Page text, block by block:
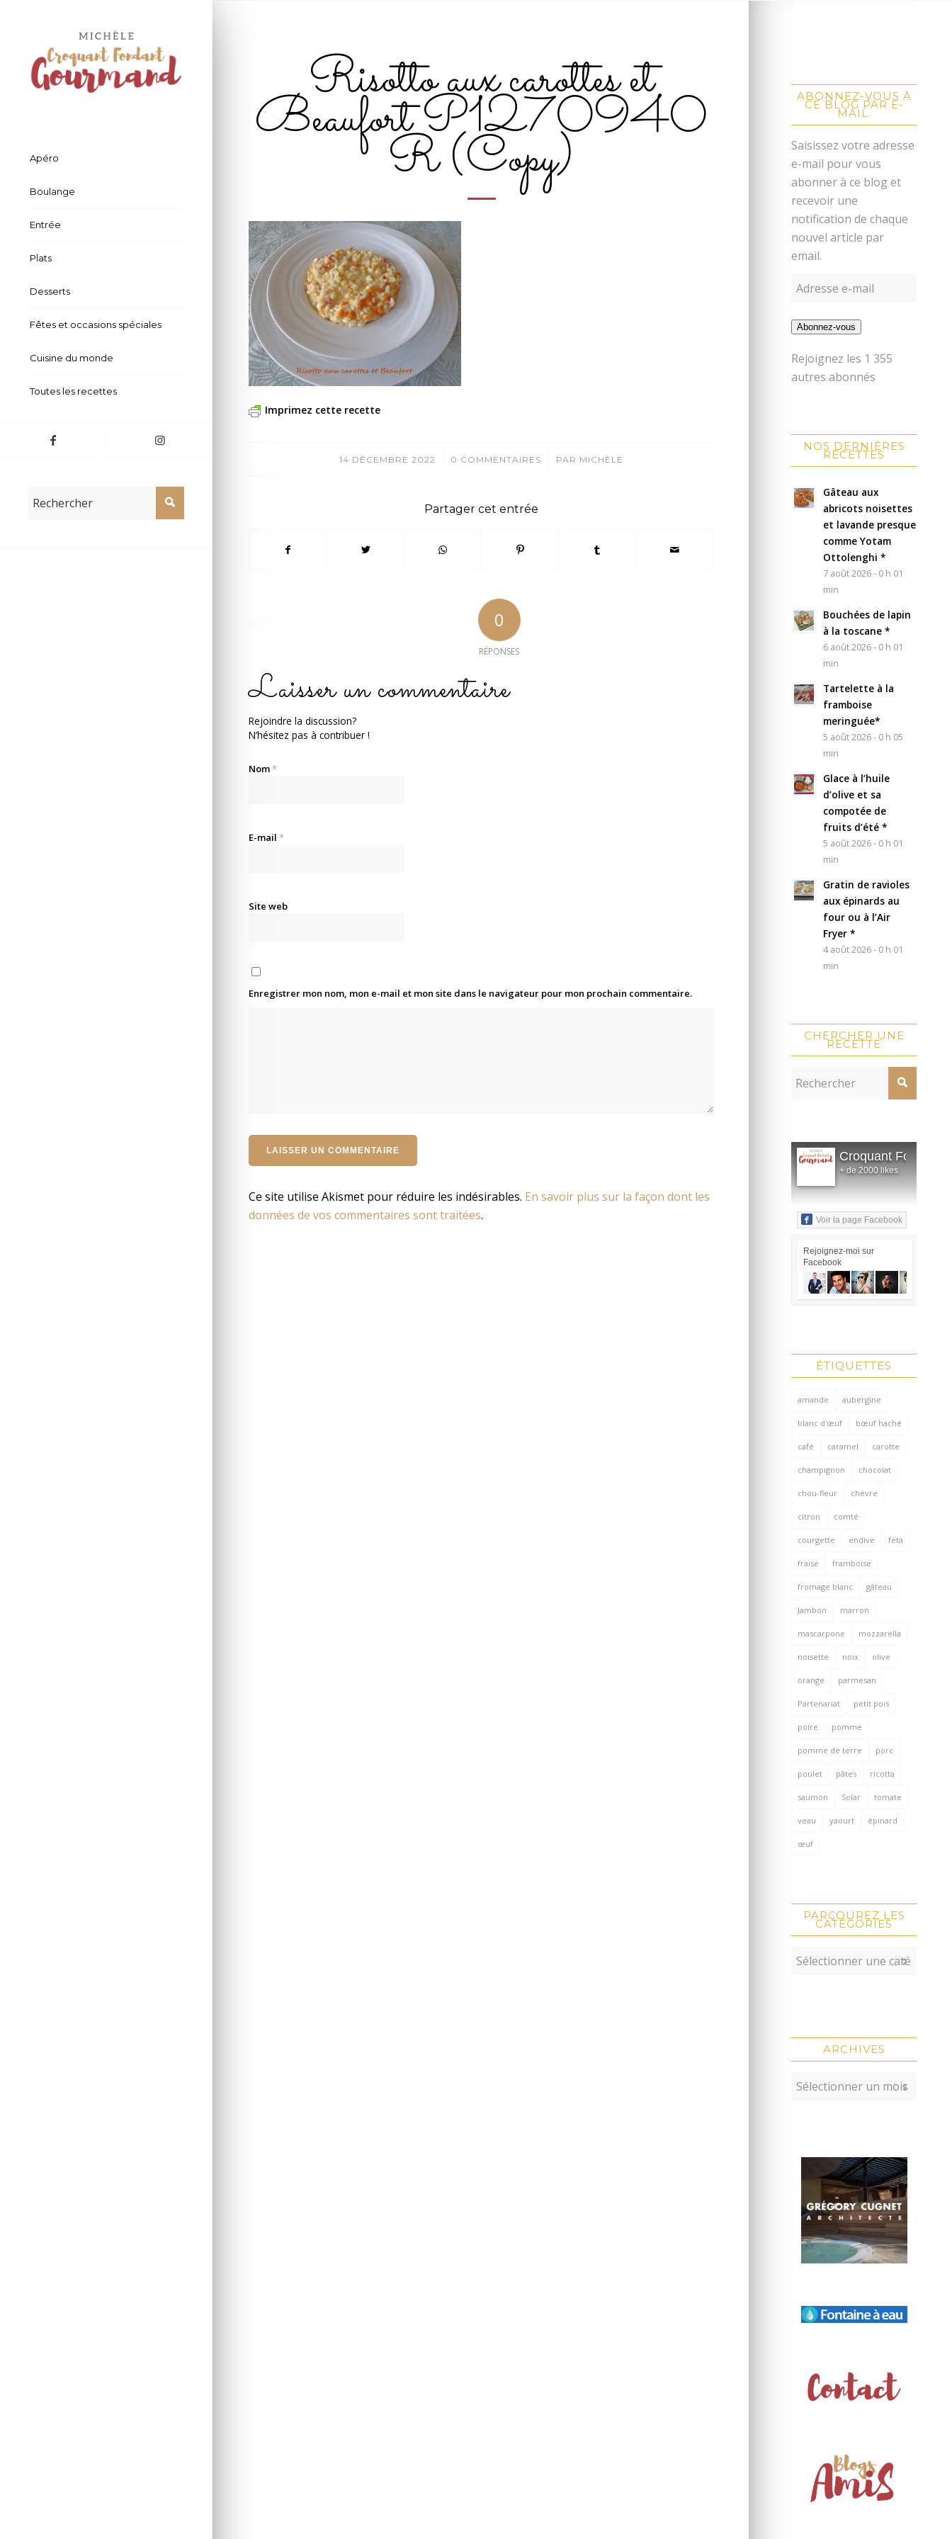
Apéro
Boulange
Entrée
Plats
Desserts
Fêtes et occasions spéciales
Cuisine du monde
Toutes les recettes
Risotto aux carottes et
Beaufort P1270940
R (Copy)
Imprimez cette recette
14 DÉCEMBRE 2022
/ 0 COMMENTAIRES
/ PAR MICHÈLE
Partager cet entrée
0
RÉPONSES
Laisser un commentaire
Rejoindre la discussion?
N’hésitez pas à contribuer !
Nom*
E-mail *
Site web
Enregistrer mon nom, mon e-mail et mon site dans le navigateur pour mon prochain commentaire.
Ce site utilise Akismet pour réduire les indésirables. En savoir plus sur la façon dont les
données de vos commentaires sont traitées.
ABONNEZ-VOUS À
CE BLOG PAR E-
MAIL.
Saisissez votre adresse
e-mail pour vous
abonner à ce blog et
recevoir une
notification de chaque
nouvel article par
email.
Abonnez-vous
Rejoignez les 1 355
autres abonnés
NOS DERNIÈRES
RECETTES
Gâteau aux
abricots noisettes
et lavande presque
comme Yotam
Ottolenghi *
7 août 2026 - 0 h 01
min
Bouchées de lapin
à la toscane *
6 août 2026 - 0 h 01
min
Tartelette à la
framboise
meringuée*
5 août 2026 - 0 h 05
min
Glace à l’huile
d’olive et sa
compotée de
fruits d’été *
5 août 2026 - 0 h 01
min
Gratin de ravioles
aux épinards au
four ou à l’Air
Fryer *
4 août 2026 - 0 h 01
min
CHERCHER UNE
RECETTE
Croquant Fondant
+ de 2000 likes
Voir la page Facebook
Rejoignez-moi sur
Facebook
ÉTIQUETTES
amande aubergine
blanc d'œuf bœuf haché
café caramel carotte
champignon chocolat
chou-fleur chèvre
citron comté
courgette endive feta
fraise framboise
fromage blanc gâteau
Jambon marron
mascarpone mozzarella
noisette noix olive
orange parmesan
Partenariat petit pois
poire pomme
pomme de terre porc
poulet pâtes ricotta
saumon Solar tomate
veau yaourt épinard
œuf
PARCOUREZ LES
CATÉGORIES
ARCHIVES